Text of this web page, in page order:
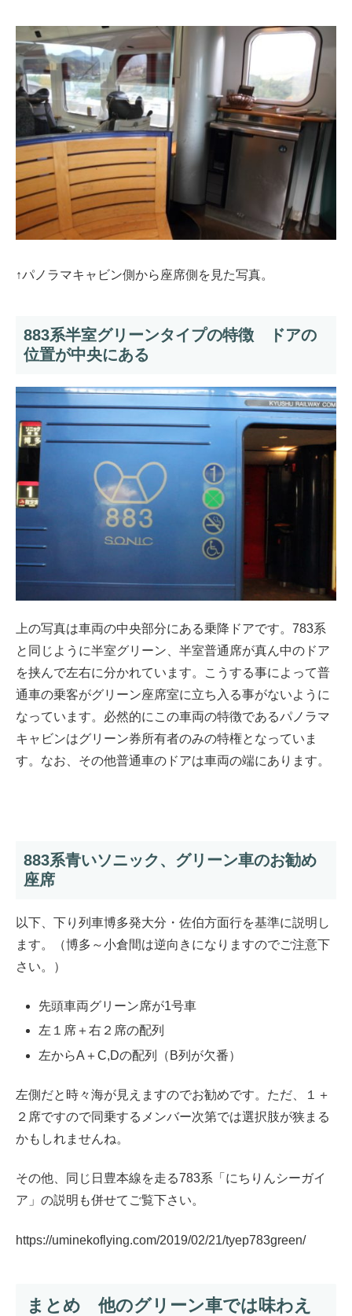
↑パノラマキャビン側から座席側を見た写真。
883系半室グリーンタイプの特徴 ドアの
位置が中央にある
上の写真は車両の中央部分にある乗降ドアです。783系
と同じように半室グリーン、半室普通席が真ん中のドア
を挟んで左右に分かれています。こうする事によって普
通車の乗客がグリーン座席室に立ち入る事がないように
なっています。必然的にこの車両の特徴であるパノラマ
キャビンはグリーン券所有者のみの特権となっていま
す。なお、その他普通車のドアは車両の端にあります。
883系青いソニック、グリーン車のお勧め
座席
以下、下り列車博多発大分・佐伯方面行を基準に説明し
ます。（博多～小倉間は逆向きになりますのでご注意下
さい。）
先頭車両グリーン席が1号車
左１席＋右２席の配列
左からA＋C,Dの配列（B列が欠番）
左側だと時々海が見えますのでお勧めです。ただ、１＋
２席ですので同乗するメンバー次第では選択肢が狭まる
かもしれませんね。
その他、同じ日豊本線を走る783系「にちりんシーガイ
ア」の説明も併せてご覧下さい。
https://uminekoflying.com/2019/02/21/tyep783green/
まとめ 他のグリーン車では味わえ